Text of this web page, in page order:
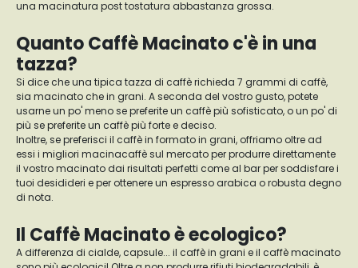
una macinatura post tostatura abbastanza grossa.
Quanto Caffè Macinato c'è in una
tazza?
Si dice che una tipica tazza di caffè richieda 7 grammi di caffè,
sia macinato che in grani. A seconda del vostro gusto, potete
usarne un po' meno se preferite un caffè più sofisticato, o un po' di
più se preferite un caffè più forte e deciso.
Inoltre, se preferisci il caffè in formato in grani, offriamo oltre ad
essi i migliori macinacaffè sul mercato per produrre direttamente
il vostro macinato dai risultati perfetti come al bar per soddisfare i
tuoi desidideri e per ottenere un espresso arabica o robusta degno
di nota.
Il Caffè Macinato è ecologico?
A differenza di cialde, capsule... il caffè in grani e il caffè macinato